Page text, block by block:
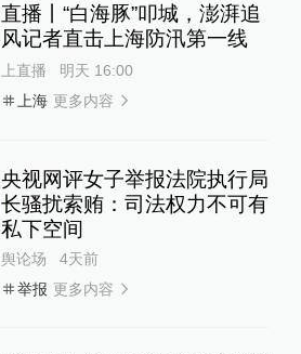
直播丨“白海豚”叩城，澎湃追
风记者直击上海防汛第一线
上直播
明天 16:00
上海 更多内容
央视网评女子举报法院执行局
长骚扰索贿：司法权力不可有
私下空间
舆论场
4天前
举报 更多内容